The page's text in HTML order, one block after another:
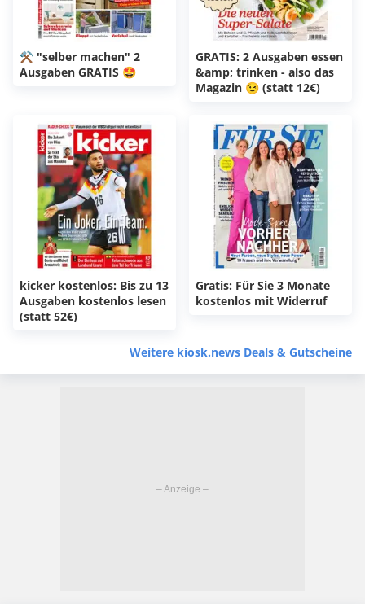
⚒️ "selber machen" 2
Ausgaben GRATIS 🤩
GRATIS: 2 Ausgaben essen
&amp; trinken - also das
Magazin 😉 (statt 12€)
kicker kostenlos: Bis zu 13
Ausgaben kostenlos lesen
(statt 52€)
Gratis: Für Sie 3 Monate
kostenlos mit Widerruf
Weitere kiosk.news Deals & Gutscheine